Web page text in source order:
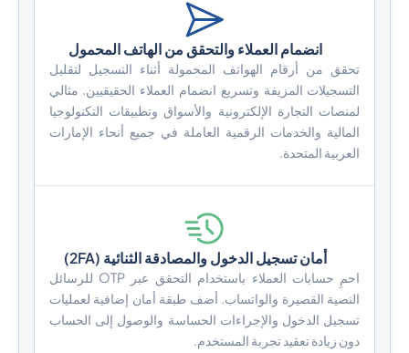
انضمام العملاء والتحقق من الهاتف المحمول
تحقق من أرقام الهواتف المحمولة أثناء التسجيل لتقليل
التسجيلات المزيفة وتسريع انضمام العملاء الحقيقيين. مثالي
لمنصات التجارة الإلكترونية والأسواق وتطبيقات التكنولوجيا
المالية والخدمات الرقمية العاملة في جميع أنحاء الإمارات
العربية المتحدة.
أمان تسجيل الدخول والمصادقة الثنائية (2FA)
احمِ حسابات العملاء باستخدام التحقق عبر OTP للرسائل
النصية القصيرة والواتساب. أضف طبقة أمان إضافية لعمليات
تسجيل الدخول والإجراءات الحساسة والوصول إلى الحساب
دون زيادة تعقيد تجربة المستخدم.